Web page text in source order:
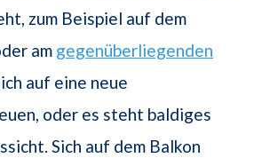
zum Beispiel auf dem
am gegenüberliegenden
auf eine neue
oder es steht baldiges
Sich auf dem Balkon